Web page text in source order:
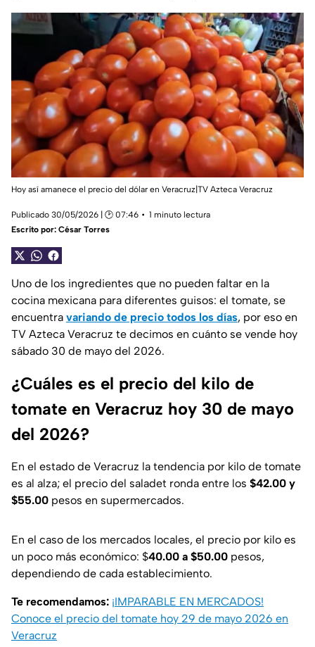
Hoy así amanece el precio del dólar en Veracruz|TV Azteca Veracruz
Publicado 30/05/2026 | 🕑 07:46
1 minuto lectura
Escrito por: César Torres
Uno de los ingredientes que no pueden faltar en la
cocina mexicana para diferentes guisos: el tomate, se
encuentra variando de precio todos los días, por eso en
TV Azteca Veracruz te decimos en cuánto se vende hoy
sábado 30 de mayo del 2026.
¿Cuáles es el precio del kilo de
tomate en Veracruz hoy 30 de mayo
del 2026?
En el estado de Veracruz la tendencia por kilo de tomate
es al alza; el precio del saladet ronda entre los $42.00 y
$55.00 pesos en supermercados.
En el caso de los mercados locales, el precio por kilo es
un poco más económico: $40.00 a $50.00 pesos,
dependiendo de cada establecimiento.
Te recomendamos: ¡IMPARABLE EN MERCADOS!
Conoce el precio del tomate hoy 29 de mayo 2026 en
Veracruz